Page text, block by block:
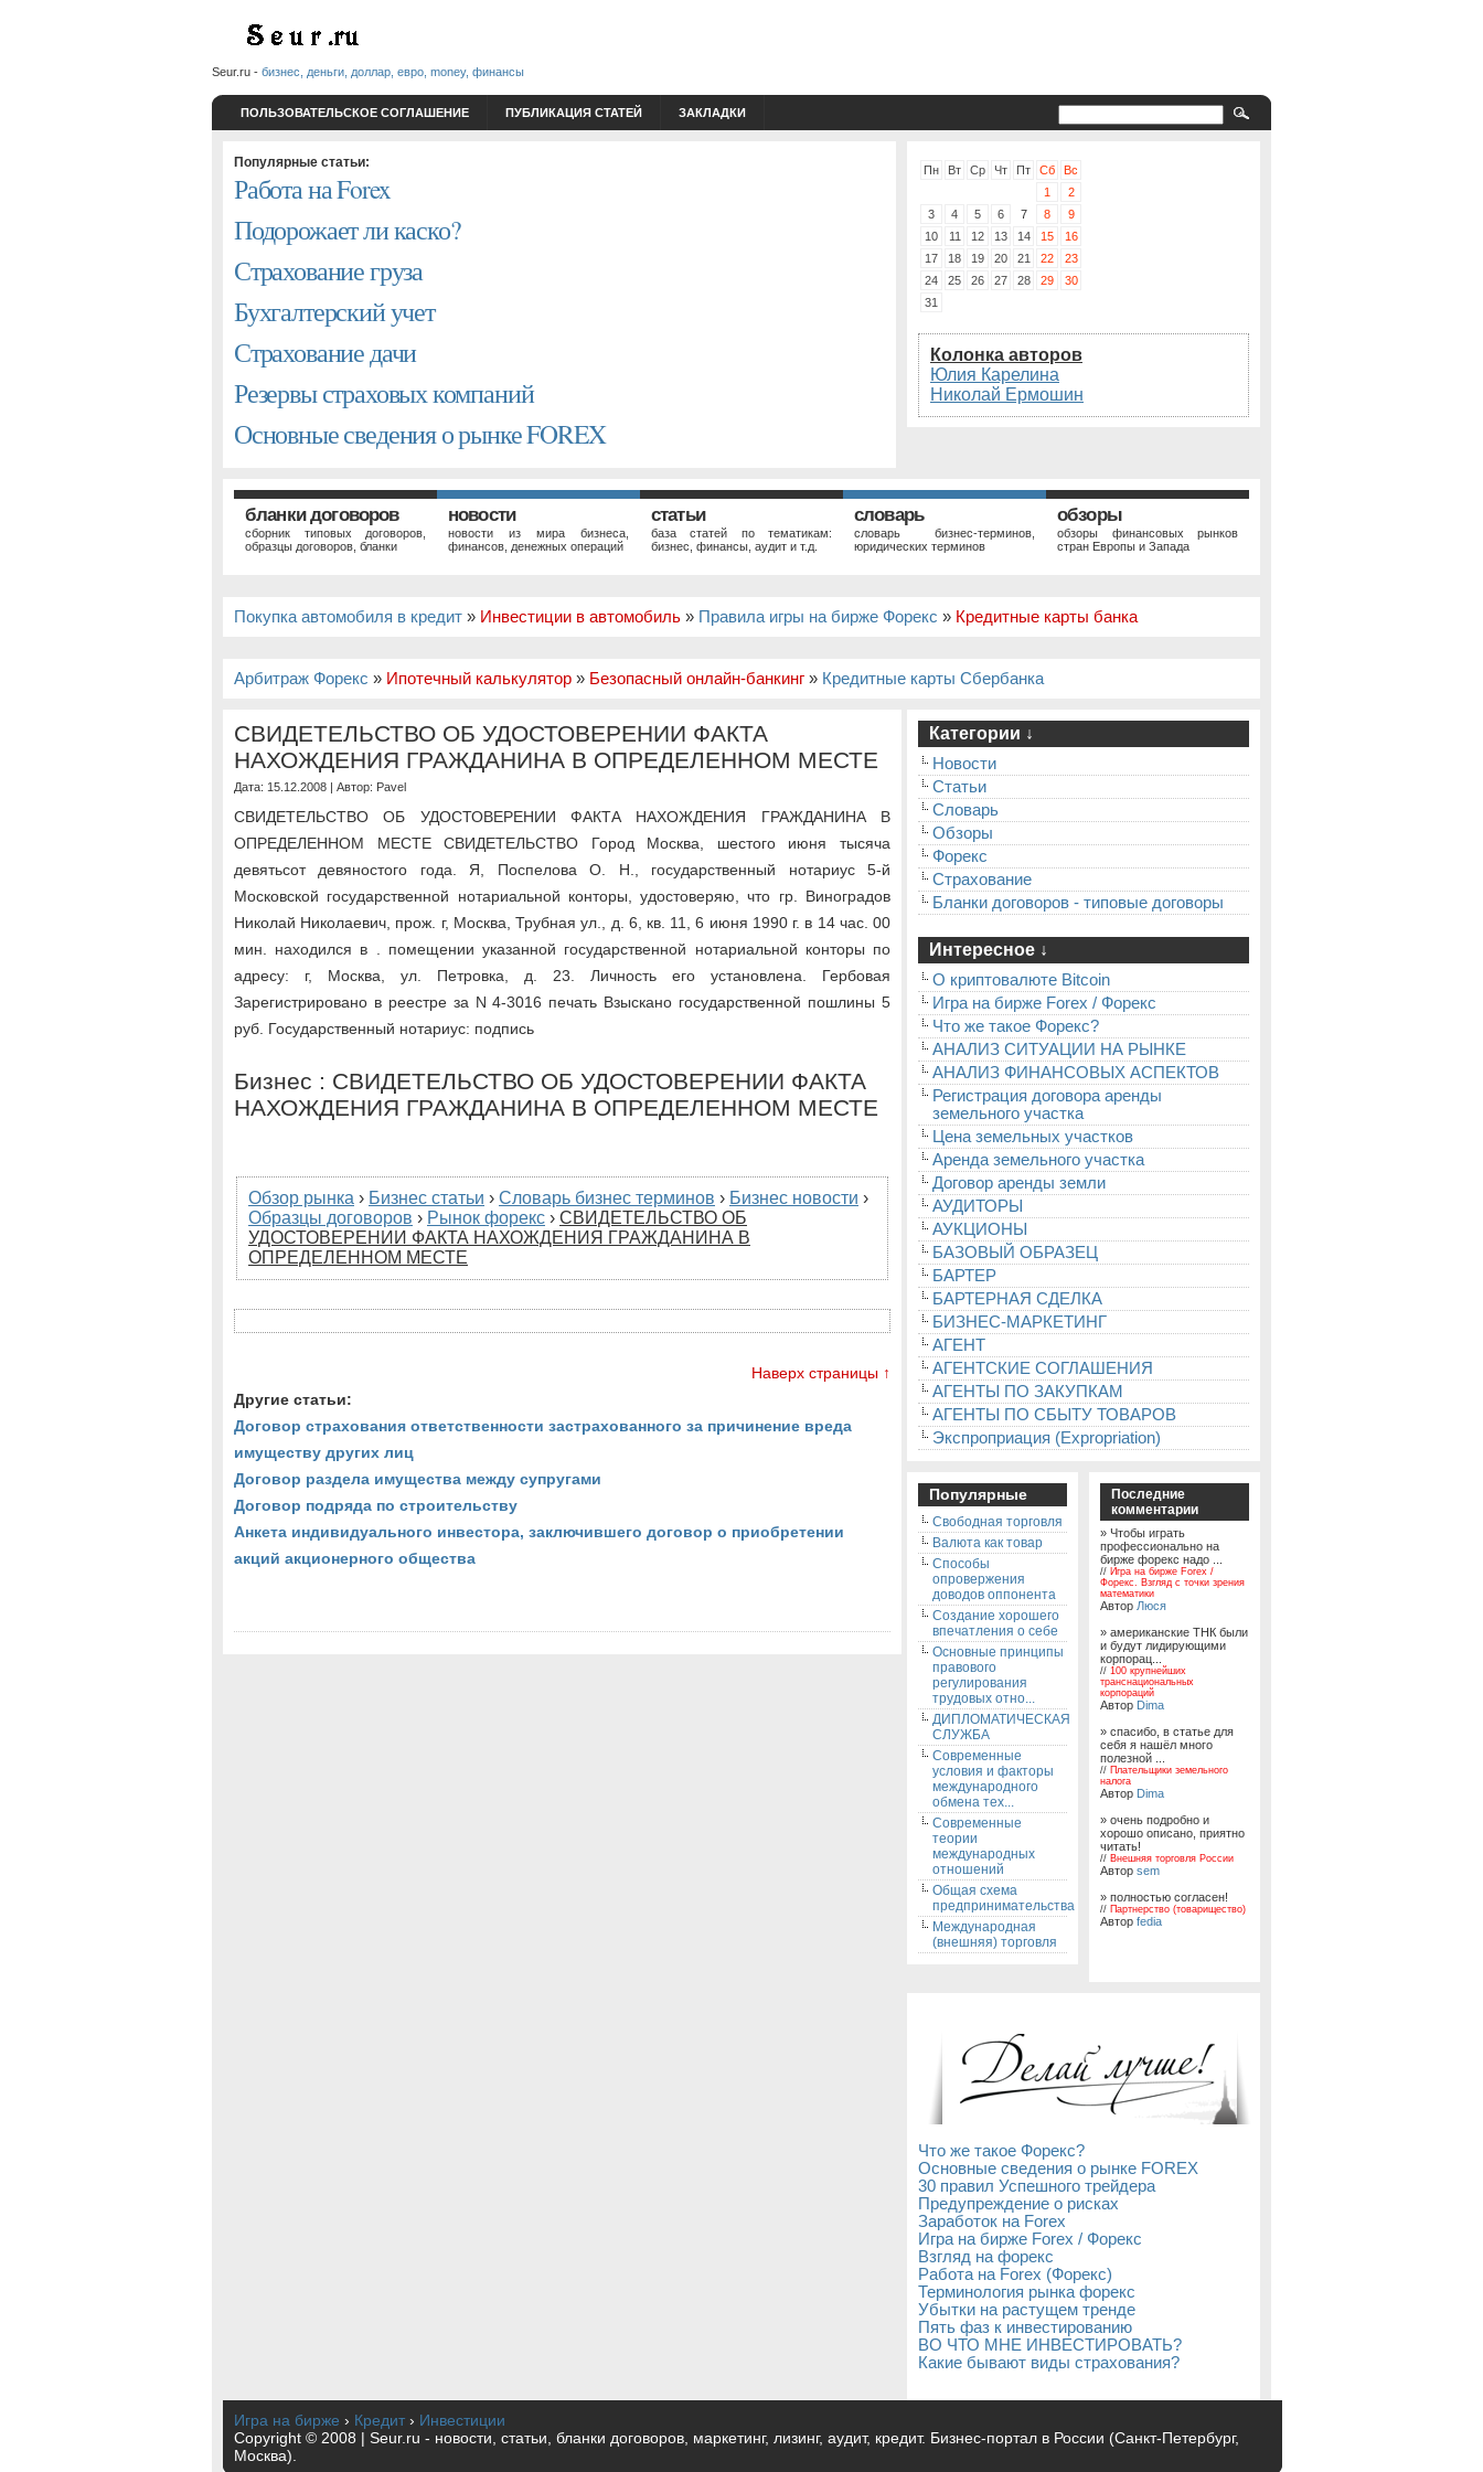
Seur.ru - бизнес, деньги, доллар, евро, money, финансы
ПОЛЬЗОВАТЕЛЬСКОЕ СОГЛАШЕНИЕ ПУБЛИКАЦИЯ СТАТЕЙ ЗАКЛАДКИ
Популярные статьи:
Работа на Forex
Подорожает ли каско?
Страхование груза
Бухгалтерский учет
Страхование дачи
Резервы страховых компаний
Основные сведения о рынке FOREX
Пн Вт Ср Чт Пт Сб
Вс
1
2
3
4 5 6 7 8
9
10
11 12 13 14 15
16
17
18 19 20 21 22
23
24
25 26 27 28 29
30
31
Колонка авторов
Юлия Карелина
Николай Ермошин
бланки договоров
сборник типовых договоров,
образцы договоров, бланки
новости
новости из мира бизнеса,
финансов, денежных операций
статьи
база статей по тематикам:
бизнес, финансы, аудит и т.д.
словарь
словарь бизнес-терминов,
юридических терминов
обзоры
обзоры финансовых рынков
стран Европы и Запада
Покупка автомобиля в кредит » Инвестиции в автомобиль » Правила игры на бирже Форекс » Кредитные карты банка
Арбитраж Форекс » Ипотечный калькулятор » Безопасный онлайн-банкинг » Кредитные карты Сбербанка
СВИДЕТЕЛЬСТВО ОБ УДОСТОВЕРЕНИИ ФАКТА
НАХОЖДЕНИЯ ГРАЖДАНИНА В ОПРЕДЕЛЕННОМ МЕСТЕ
Дата: 15.12.2008 | Автор: Pavel
СВИДЕТЕЛЬСТВО ОБ УДОСТОВЕРЕНИИ ФАКТА НАХОЖДЕНИЯ ГРАЖДАНИНА В
ОПРЕДЕЛЕННОМ МЕСТЕ СВИДЕТЕЛЬСТВО Город Москва, шестого июня тысяча
девятьсот девяностого года. Я, Поспелова О. Н., государственный нотариус 5-й
Московской государственной нотариальной конторы, удостоверяю, что гр. Виноградов
Николай Николаевич, прож. г, Москва, Трубная ул., д. 6, кв. 11, 6 июня 1990 г. в 14 час. 00
мин. находился в . помещении указанной государственной нотариальной конторы по
адресу: г, Москва, ул. Петровка, д. 23. Личность его установлена. Гербовая
Зарегистрировано в реестре за N 4-3016 печать Взыскано государственной пошлины 5
руб. Государственный нотариус: подпись
Бизнес : СВИДЕТЕЛЬСТВО ОБ УДОСТОВЕРЕНИИ ФАКТА
НАХОЖДЕНИЯ ГРАЖДАНИНА В ОПРЕДЕЛЕННОМ МЕСТЕ
Обзор рынка › Бизнес статьи › Словарь бизнес терминов › Бизнес новости ›
Образцы договоров › Рынок форекс › СВИДЕТЕЛЬСТВО ОБ
УДОСТОВЕРЕНИИ ФАКТА НАХОЖДЕНИЯ ГРАЖДАНИНА В
ОПРЕДЕЛЕННОМ МЕСТЕ
Наверх страницы ↑
Другие статьи:
Договор страхования ответственности застрахованного за причинение вреда
имуществу других лиц
Договор раздела имущества между супругами
Договор подряда по строительству
Анкета индивидуального инвестора, заключившего договор о приобретении
акций акционерного общества
Категории ↓
Новости
Статьи
Словарь
Обзоры
Форекс
Страхование
Бланки договоров - типовые договоры
Интересное ↓
О криптовалюте Bitcoin
Игра на бирже Forex / Форекс
Что же такое Форекс?
АНАЛИЗ СИТУАЦИИ НА РЫНКЕ
АНАЛИЗ ФИНАНСОВЫХ АСПЕКТОВ
Регистрация договора аренды
земельного участка
Цена земельных участков
Аренда земельного участка
Договор аренды земли
АУДИТОРЫ
АУКЦИОНЫ
БАЗОВЫЙ ОБРАЗЕЦ
БАРТЕР
БАРТЕРНАЯ СДЕЛКА
БИЗНЕС-МАРКЕТИНГ
АГЕНТ
АГЕНТСКИЕ СОГЛАШЕНИЯ
АГЕНТЫ ПО ЗАКУПКАМ
АГЕНТЫ ПО СБЫТУ ТОВАРОВ
Экспроприация (Expropriation)
Популярные
Свободная торговля
Валюта как товар
Способы
опровержения
доводов оппонента
Создание хорошего
впечатления о себе
Основные принципы
правового
регулирования
трудовых отно...
ДИПЛОМАТИЧЕСКАЯ
СЛУЖБА
Современные
условия и факторы
международного
обмена тех...
Современные
теории
международных
отношений
Общая схема
предпринимательства
Международная
(внешняя) торговля
Последние
комментарии
» Чтобы играть
профессионально на
бирже форекс надо ...
// Игра на бирже Forex /
Форекс. Взгляд с точки зрения
математики
Автор Люся
» американские ТНК были
и будут лидирующими
корпорац...
// 100 крупнейших
транснациональных
корпораций
Автор Dima
» спасибо, в статье для
себя я нашёл много
полезной ...
// Плательщики земельного
налога
Автор Dima
» очень подробно и
хорошо описано, приятно
читать!
// Внешняя торговля России
Автор sem
» полностью согласен!
// Партнерство (товарищество)
Автор fedia
Что же такое Форекс?
Основные сведения о рынке FOREX
30 правил Успешного трейдера
Предупреждение о рисках
Заработок на Forex
Игра на бирже Forex / Форекс
Взгляд на форекс
Работа на Forex (Форекс)
Терминология рынка форекс
Убытки на растущем тренде
Пять фаз к инвестированию
ВО ЧТО МНЕ ИНВЕСТИРОВАТЬ?
Какие бывают виды страхования?
Игра на бирже › Кредит › Инвестиции
Copyright © 2008 | Seur.ru - новости, статьи, бланки договоров, маркетинг, лизинг, аудит, кредит. Бизнес-портал в России (Санкт-Петербург,
Москва).